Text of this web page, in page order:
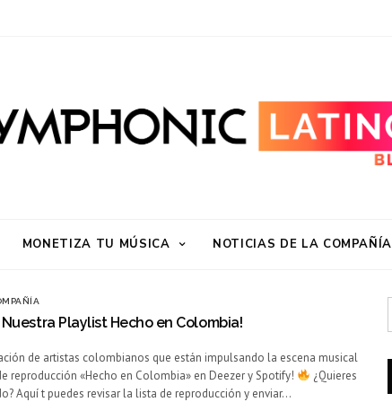
MONETIZA TU MÚSICA NOTICIAS DE LA COMPAÑÍA
Nuestra Playlist Hecho en Colombia!
de artistas colombianos que están impulsando la escena musical
reproducción «Hecho en Colombia» en Deezer y Spotify!
¿Quieres
Aquí t puedes revisar la lista de reproducción y enviar…